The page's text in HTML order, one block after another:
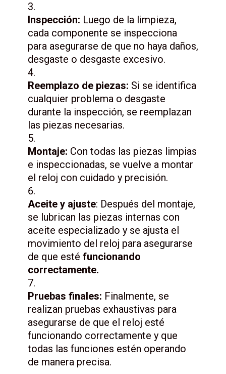
Inspección: Luego de la limpieza,
cada componente se inspecciona
para asegurarse de que no haya daños,
desgaste o desgaste excesivo.
Reemplazo de piezas: Si se identifica
cualquier problema o desgaste
durante la inspección, se reemplazan
las piezas necesarias.
Montaje: Con todas las piezas limpias
e inspeccionadas, se vuelve a montar
el reloj con cuidado y precisión.
Aceite y ajuste: Después del montaje,
se lubrican las piezas internas con
aceite especializado y se ajusta el
movimiento del reloj para asegurarse
de que esté funcionando
correctamente.
Pruebas finales: Finalmente, se
realizan pruebas exhaustivas para
asegurarse de que el reloj esté
funcionando correctamente y que
todas las funciones estén operando
de manera precisa.